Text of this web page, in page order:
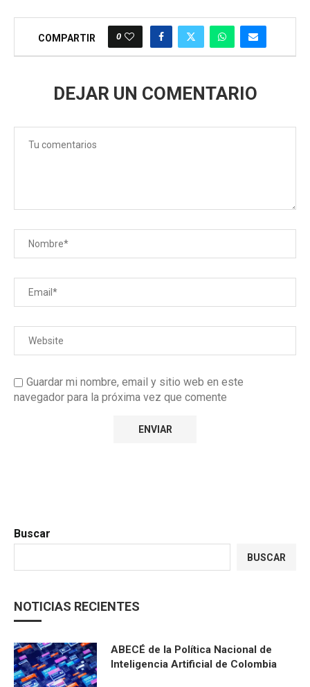
COMPARTIR 0
DEJAR UN COMENTARIO
Guardar mi nombre, email y sitio web en este
navegador para la próxima vez que comente
Buscar
BUSCAR
NOTICIAS RECIENTES
ABECÉ de la Política Nacional de
Inteligencia Artificial de Colombia